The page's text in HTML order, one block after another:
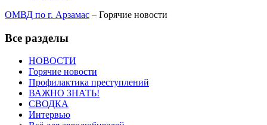
ОМВД по г. Арзамас – Горячие новости
Все разделы
НОВОСТИ
Горячие новости
Профилактика преступлений
ВАЖНО ЗНАТЬ!
СВОДКА
Интервью